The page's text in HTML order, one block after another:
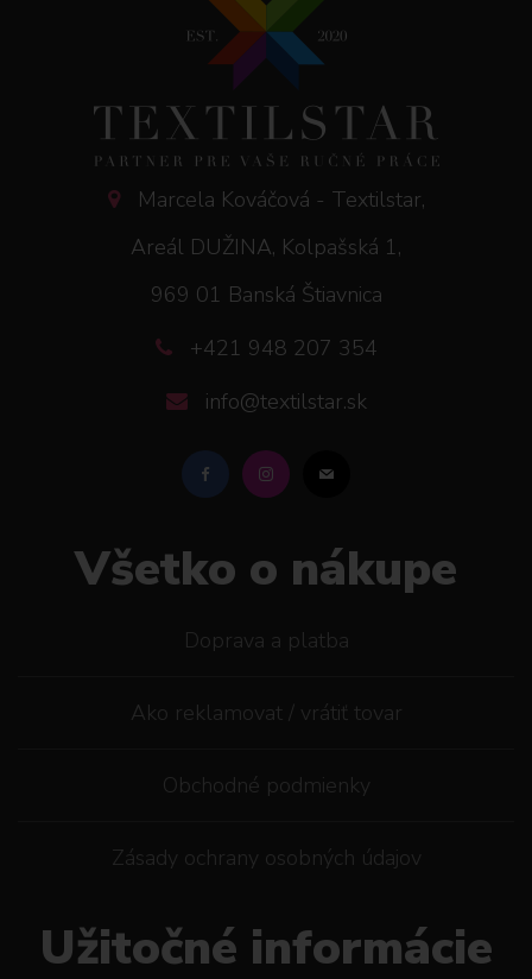
Marcela Kováčová - Textilstar,
Areál DUŽINA, Kolpašská 1,
969 01 Banská Štiavnica
+421 948 207 354
info@textilstar.sk
Všetko o nákupe
Doprava a platba
Ako reklamovat / vrátiť tovar
Obchodné podmienky
Zásady ochrany osobných údajov
Užitočné informácie